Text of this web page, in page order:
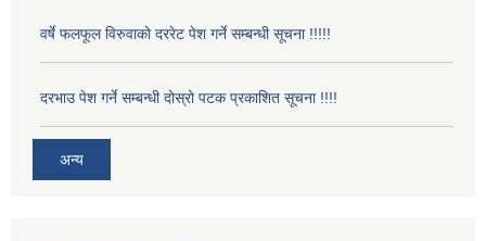
वर्षे फलफूल विरुवाको दररेट पेश गर्ने सम्बन्धी सूचना !!!!!
दरभाउ पेश गर्ने सम्बन्धी दोस्रो पटक प्रकाशित सूचना !!!!
अन्य